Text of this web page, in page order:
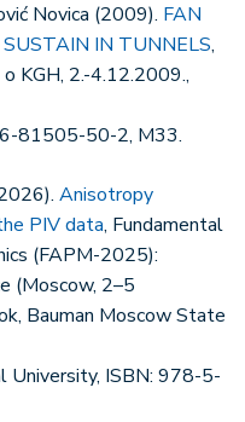
Novica (2009). FAN
SUSTAIN IN TUNNELS,
KGH, 2.-4.12.2009.,
81505-50-2, M33.
Anisotropy
PIV data, Fundamental
(FAPM-2025):
(Moscow, 2–5
Bauman Moscow State
University, ISBN: 978-5-